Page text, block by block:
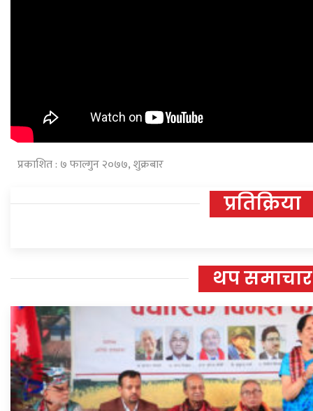
प्रकाशित : ७ फाल्गुन २०७७, शुक्रबार
प्रतिक्रिया
थप समाचार